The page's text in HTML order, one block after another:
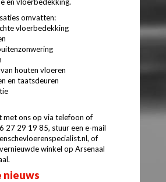
omvatten:
vloerbedekking
houten vloeren
en taatsdeuren
met ons op via telefoon of
27 29 19 85, stuur een e-mail
of
winkel op Arsenaal
nieuws